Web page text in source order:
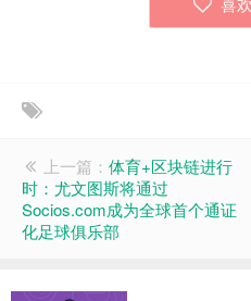
上一篇： 体育+区块链进行
时：尤文图斯将通过
Socios.com成为全球首个通证
化足球俱乐部